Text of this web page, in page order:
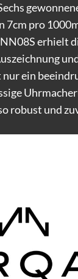
7cm pro
erhielt
ein
robust und